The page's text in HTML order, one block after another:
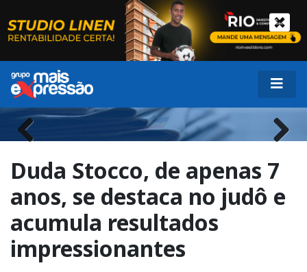
Previous Next
Duda Stocco, de apenas 7
anos, se destaca no judô e
acumula resultados
impressionantes